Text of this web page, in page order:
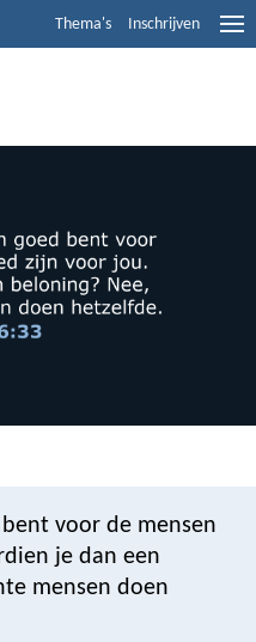
Thema's Inschrijven
voor de mensen
je dan een
mensen doen